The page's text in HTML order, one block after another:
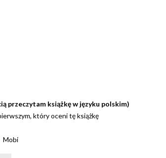
przeczytam książkę w języku polskim)
który oceni tę książkę
Mobi